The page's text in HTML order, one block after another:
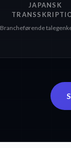
JAPANSK
Brancheførende